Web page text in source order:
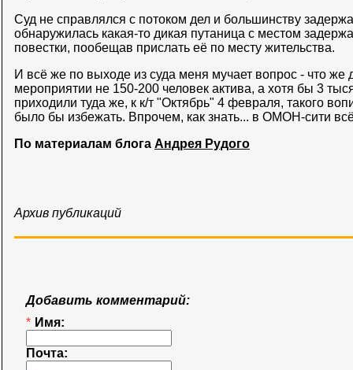
Суд не справлялся с потоком дел и большинству
обнаружилась какая-то дикая путаница с местом
повестки, пообещав прислать её по месту жительства.
И всё же по выходе из суда меня мучает вопрос - что же
мероприятии не 150-200 человек актива, а хотя бы 3
приходили туда же, к к/т "Октябрь" 4 февраля, такого
было бы избежать. Впрочем, как знать... в ОМОН-сити
По материалам блога Андрея Рудого
Архив публикаций
Добавить комментарий:
* Имя:
Почта: